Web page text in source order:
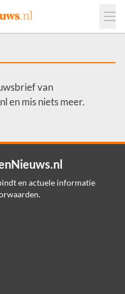
van
en mis niets meer.
en actuele informatie